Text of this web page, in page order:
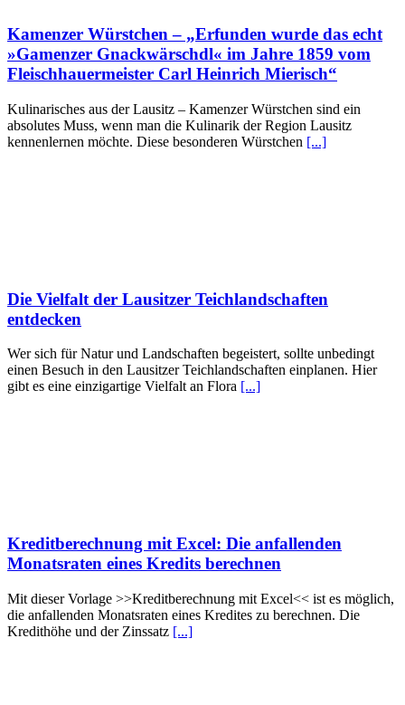
Kamenzer Würstchen – „Erfunden wurde das echt
»Gamenzer Gnackwärschdl« im Jahre 1859 vom
Fleischhauermeister Carl Heinrich Mierisch“
Kulinarisches aus der Lausitz – Kamenzer Würstchen sind ein
absolutes Muss, wenn man die Kulinarik der Region Lausitz
kennenlernen möchte. Diese besonderen Würstchen [...]
Die Vielfalt der Lausitzer Teichlandschaften
entdecken
Wer sich für Natur und Landschaften begeistert, sollte unbedingt
einen Besuch in den Lausitzer Teichlandschaften einplanen. Hier
gibt es eine einzigartige Vielfalt an Flora [...]
Kreditberechnung mit Excel: Die anfallenden
Monatsraten eines Kredits berechnen
Mit dieser Vorlage >>Kreditberechnung mit Excel<< ist es möglich,
die anfallenden Monatsraten eines Kredites zu berechnen. Die
Kredithöhe und der Zinssatz [...]